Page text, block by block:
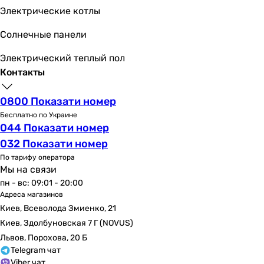
0.7 кВт
0.73, 0.77 кВт
Электропитание
Электропитание
230 В
230 В
230 В
230 В
230 В
230 В
230 В
230 В
230 В
230 В
230 В
Номинальная сила тока
-
Электрические котлы
Солнечные панели
Электрический теплый пол
Контакты
0800 Показати номер
Бесплатно по Украине
044 Показати номер
032 Показати номер
По тарифу оператора
Мы на связи
пн - вс: 09:01 - 20:00
Адреса магазинов
Киев, Всеволода Змиенко, 21
Киев, Здолбуновская 7 Г (NOVUS)
Львов, Порохова, 20 Б
Telegram чат